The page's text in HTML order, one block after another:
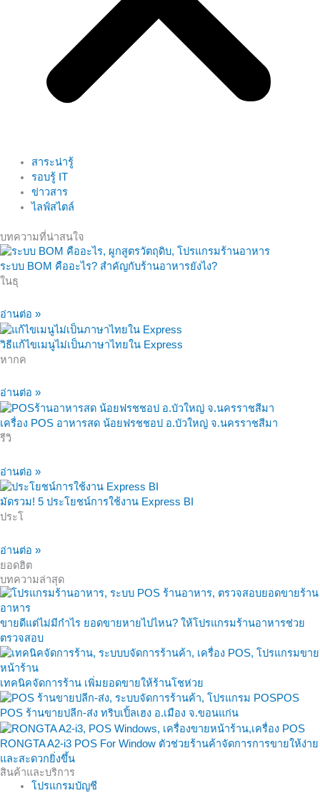
สาระน่ารู้
รอบรู้ IT
ข่าวสาร
ไลฟ์สไตล์
บทความที่น่าสนใจ
ระบบ BOM คืออะไร? สำคัญกับร้านอาหารยังไง?
ในธุ
อ่านต่อ »
วิธีแก้ไขเมนูไม่เป็นภาษาไทยใน Express
หากค
อ่านต่อ »
เครื่อง POS อาหารสด น้อยฟรชชอป อ.บัวใหญ่ จ.นครราชสีมา
รีวิ
อ่านต่อ »
มัดรวม! 5 ประโยชน์การใช้งาน Express BI
ประโ
อ่านต่อ »
ยอดฮิต
บทความล่าสุด
ขายดีแต่ไม่มีกำไร ยอดขายหายไปไหน? ให้โปรแกรมร้านอาหารช่วย
ตรวจสอบ
เทคนิคจัดการร้าน เพิ่มยอดขายให้ร้านโชห่วย
POS ร้านขายปลีก-ส่ง ทริบเปิ้ลเฮง อ.เมือง จ.ขอนแก่น
RONGTA A2-i3 POS For Window ตัวช่วยร้านค้าจัดการการขายให้ง่าย
และสะดวกยิ่งขึ้น
สินค้าและบริการ
โปรแกรมบัญชี